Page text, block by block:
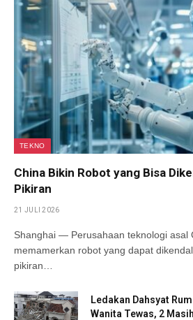
TEKNO
China Bikin Robot yang Bisa
Pikiran
21 JULI 2026
Shanghai — Perusahaan teknologi asal
memamerkan robot yang dapat
pikiran…
Ledakan Dahsyat
Wanita Tewas, 2